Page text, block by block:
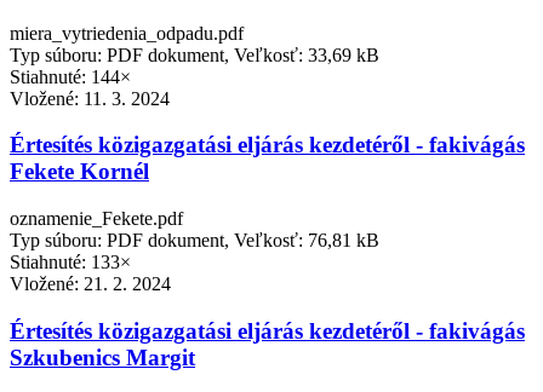
miera_vytriedenia_odpadu.pdf
Typ súboru: PDF dokument, Veľkosť: 33,69 kB
Stiahnuté: 144×
Vložené: 11. 3. 2024
Értesítés közigazgatási eljárás kezdetéről - fakivágás
Fekete Kornél
oznamenie_Fekete.pdf
Typ súboru: PDF dokument, Veľkosť: 76,81 kB
Stiahnuté: 133×
Vložené: 21. 2. 2024
Értesítés közigazgatási eljárás kezdetéről - fakivágás
Szkubenics Margit